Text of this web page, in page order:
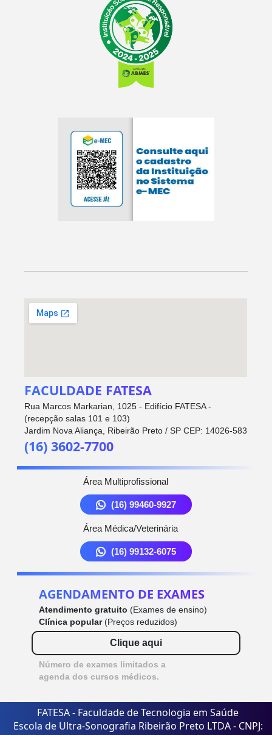
FACULDADE FATESA
Rua Marcos Markarian, 1025 - Edifício FATESA -
(recepção salas 101 e 103)
Jardim Nova Aliança, Ribeirão Preto / SP CEP: 14026-583
(16) 3602-7700
Área Multiprofissional
(16) 99460-9927
Área Médica/Veterinária
(16) 99132-6075
AGENDAMENTO DE EXAMES
Atendimento gratuito (Exames de ensino)
Clínica popular(Preços reduzidos)
Clique aqui
Número de exames limitados a
agenda dos cursos médicos.
FATESA - Faculdade de Tecnologia em Saúde
Escola de Ultra-Sonografia Ribeirão Preto LTDA - CNPJ: